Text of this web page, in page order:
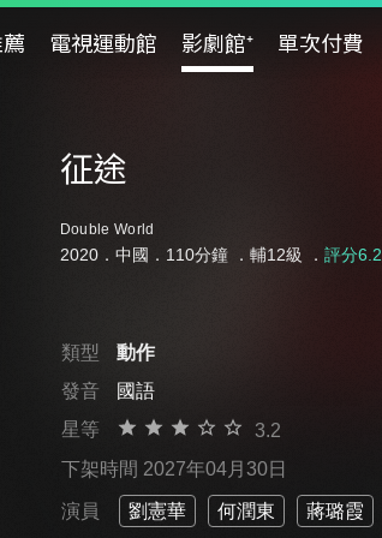
電視運動館 影劇館⁺ 單次付費
征途
Double World
2020．中國．110分鐘 ． 輔12級 ． 評分6.2
類型
動作
發音
國語
星等
3.2
下架時間 2027年04月30日
演員 劉憲華 何潤東 蔣璐霞